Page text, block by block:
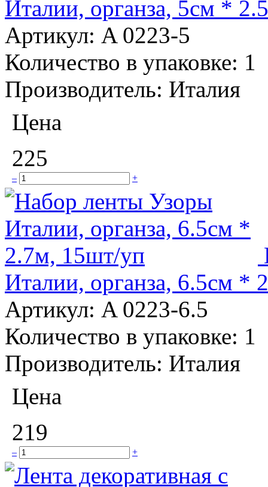
Италии, органза, 5см *
Артикул: A 0223-5
Количество в упаковке: 1
Производитель: Италия
Цена
225
– +
Италии, органза, 6.5см *
Артикул: A 0223-6.5
Количество в упаковке: 1
Производитель: Италия
Цена
219
– +